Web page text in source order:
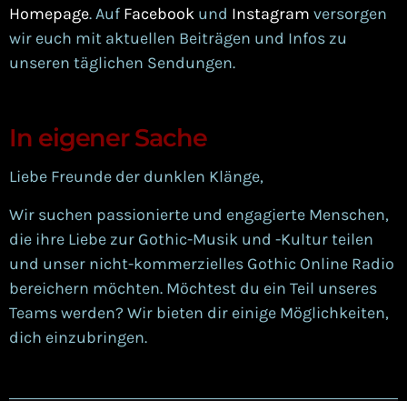
Homepage. Auf Facebook und Instagram versorgen
wir euch mit aktuellen Beiträgen und Infos zu
unseren täglichen Sendungen.
In eigener Sache
Liebe Freunde der dunklen Klänge,
Wir suchen passionierte und engagierte Menschen,
die ihre Liebe zur Gothic-Musik und -Kultur teilen
und unser nicht-kommerzielles Gothic Online Radio
bereichern möchten. Möchtest du ein Teil unseres
Teams werden? Wir bieten dir einige Möglichkeiten,
dich einzubringen.